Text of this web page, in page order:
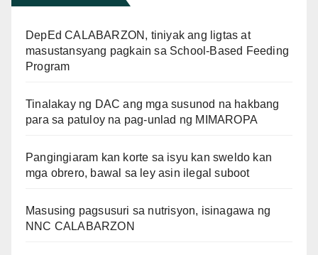
DepEd CALABARZON, tiniyak ang ligtas at
masustansyang pagkain sa School-Based Feeding
Program
Tinalakay ng DAC ang mga susunod na hakbang
para sa patuloy na pag-unlad ng MIMAROPA
Pangingiaram kan korte sa isyu kan sweldo kan
mga obrero, bawal sa ley asin ilegal suboot
Masusing pagsusuri sa nutrisyon, isinagawa ng
NNC CALABARZON